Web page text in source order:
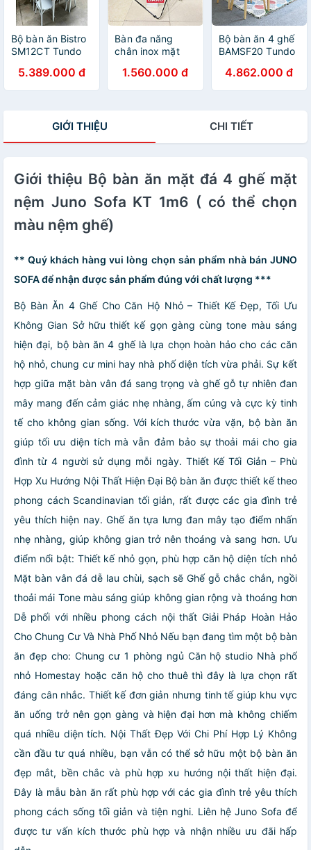
Bộ bàn ăn Bistro
SM12CT Tundo
4 ghế
5.389.000 đ
Bàn đa năng
chân inox mặt
Juno Sofa 64 x
50 x 68 cm
1.560.000 đ
Bộ bàn ăn 4 ghế
BAMSF20 Tundo
cho chung cư,
căn hộ
4.862.000 đ
GIỚI THIỆU CHI TIẾT
Giới thiệu Bộ bàn ăn mặt đá 4 ghế mặt
nệm Juno Sofa KT 1m6 ( có thể chọn
màu nệm ghế)
** Quý khách hàng vui lòng chọn sản phẩm nhà bán JUNO
SOFA để nhận được sản phẩm đúng với chất lượng ***
Bộ Bàn Ăn 4 Ghế Cho Căn Hộ Nhỏ – Thiết Kế Đẹp, Tối Ưu
Không Gian Sở hữu thiết kế gọn gàng cùng tone màu sáng
hiện đại, bộ bàn ăn 4 ghế là lựa chọn hoàn hảo cho các căn
hộ nhỏ, chung cư mini hay nhà phố diện tích vừa phải. Sự kết
hợp giữa mặt bàn vân đá sang trọng và ghế gỗ tự nhiên đan
mây mang đến cảm giác nhẹ nhàng, ấm cúng và cực kỳ tinh
tế cho không gian sống. Với kích thước vừa vặn, bộ bàn ăn
giúp tối ưu diện tích mà vẫn đảm bảo sự thoải mái cho gia
đình từ 4 người sử dụng mỗi ngày. Thiết Kế Tối Giản – Phù
Hợp Xu Hướng Nội Thất Hiện Đại Bộ bàn ăn được thiết kế theo
phong cách Scandinavian tối giản, rất được các gia đình trẻ
yêu thích hiện nay. Ghế ăn tựa lưng đan mây tạo điểm nhấn
nhẹ nhàng, giúp không gian trở nên thoáng và sang hơn. Ưu
điểm nổi bật: Thiết kế nhỏ gọn, phù hợp căn hộ diện tích nhỏ
Mặt bàn vân đá dễ lau chùi, sạch sẽ Ghế gỗ chắc chắn, ngồi
thoải mái Tone màu sáng giúp không gian rộng và thoáng hơn
Dễ phối với nhiều phong cách nội thất Giải Pháp Hoàn Hảo
Cho Chung Cư Và Nhà Phố Nhỏ Nếu bạn đang tìm một bộ bàn
ăn đẹp cho: Chung cư 1 phòng ngủ Căn hộ studio Nhà phố
nhỏ Homestay hoặc căn hộ cho thuê thì đây là lựa chọn rất
đáng cân nhắc. Thiết kế đơn giản nhưng tinh tế giúp khu vực
ăn uống trở nên gọn gàng và hiện đại hơn mà không chiếm
quá nhiều diện tích. Nội Thất Đẹp Với Chi Phí Hợp Lý Không
cần đầu tư quá nhiều, bạn vẫn có thể sở hữu một bộ bàn ăn
đẹp mắt, bền chắc và phù hợp xu hướng nội thất hiện đại.
Đây là mẫu bàn ăn rất phù hợp với các gia đình trẻ yêu thích
phong cách sống tối giản và tiện nghi. Liên hệ Juno Sofa để
được tư vấn kích thước phù hợp và nhận nhiều ưu đãi hấp